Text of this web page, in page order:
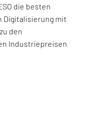
die besten
Digitalisierung mit
den
Industriepreisen